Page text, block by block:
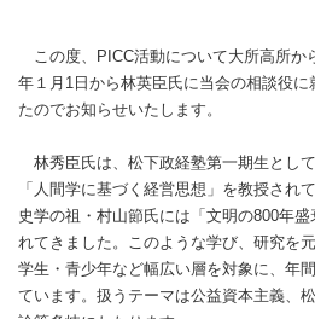
この度、PICC活動について大所高所か
年１月1日から林英臣氏に当会の相談役
たのでお知らせいたします。
林秀臣氏は、松下政経塾第一期生とし
「人間学に基づく経営思想」を教授され
史学の祖・村山節氏には「文明の800年
れてきました。このような学び、研究を
学生・青少年など幅広い層を対象に、年
ています。扱うテーマは公益資本主義、